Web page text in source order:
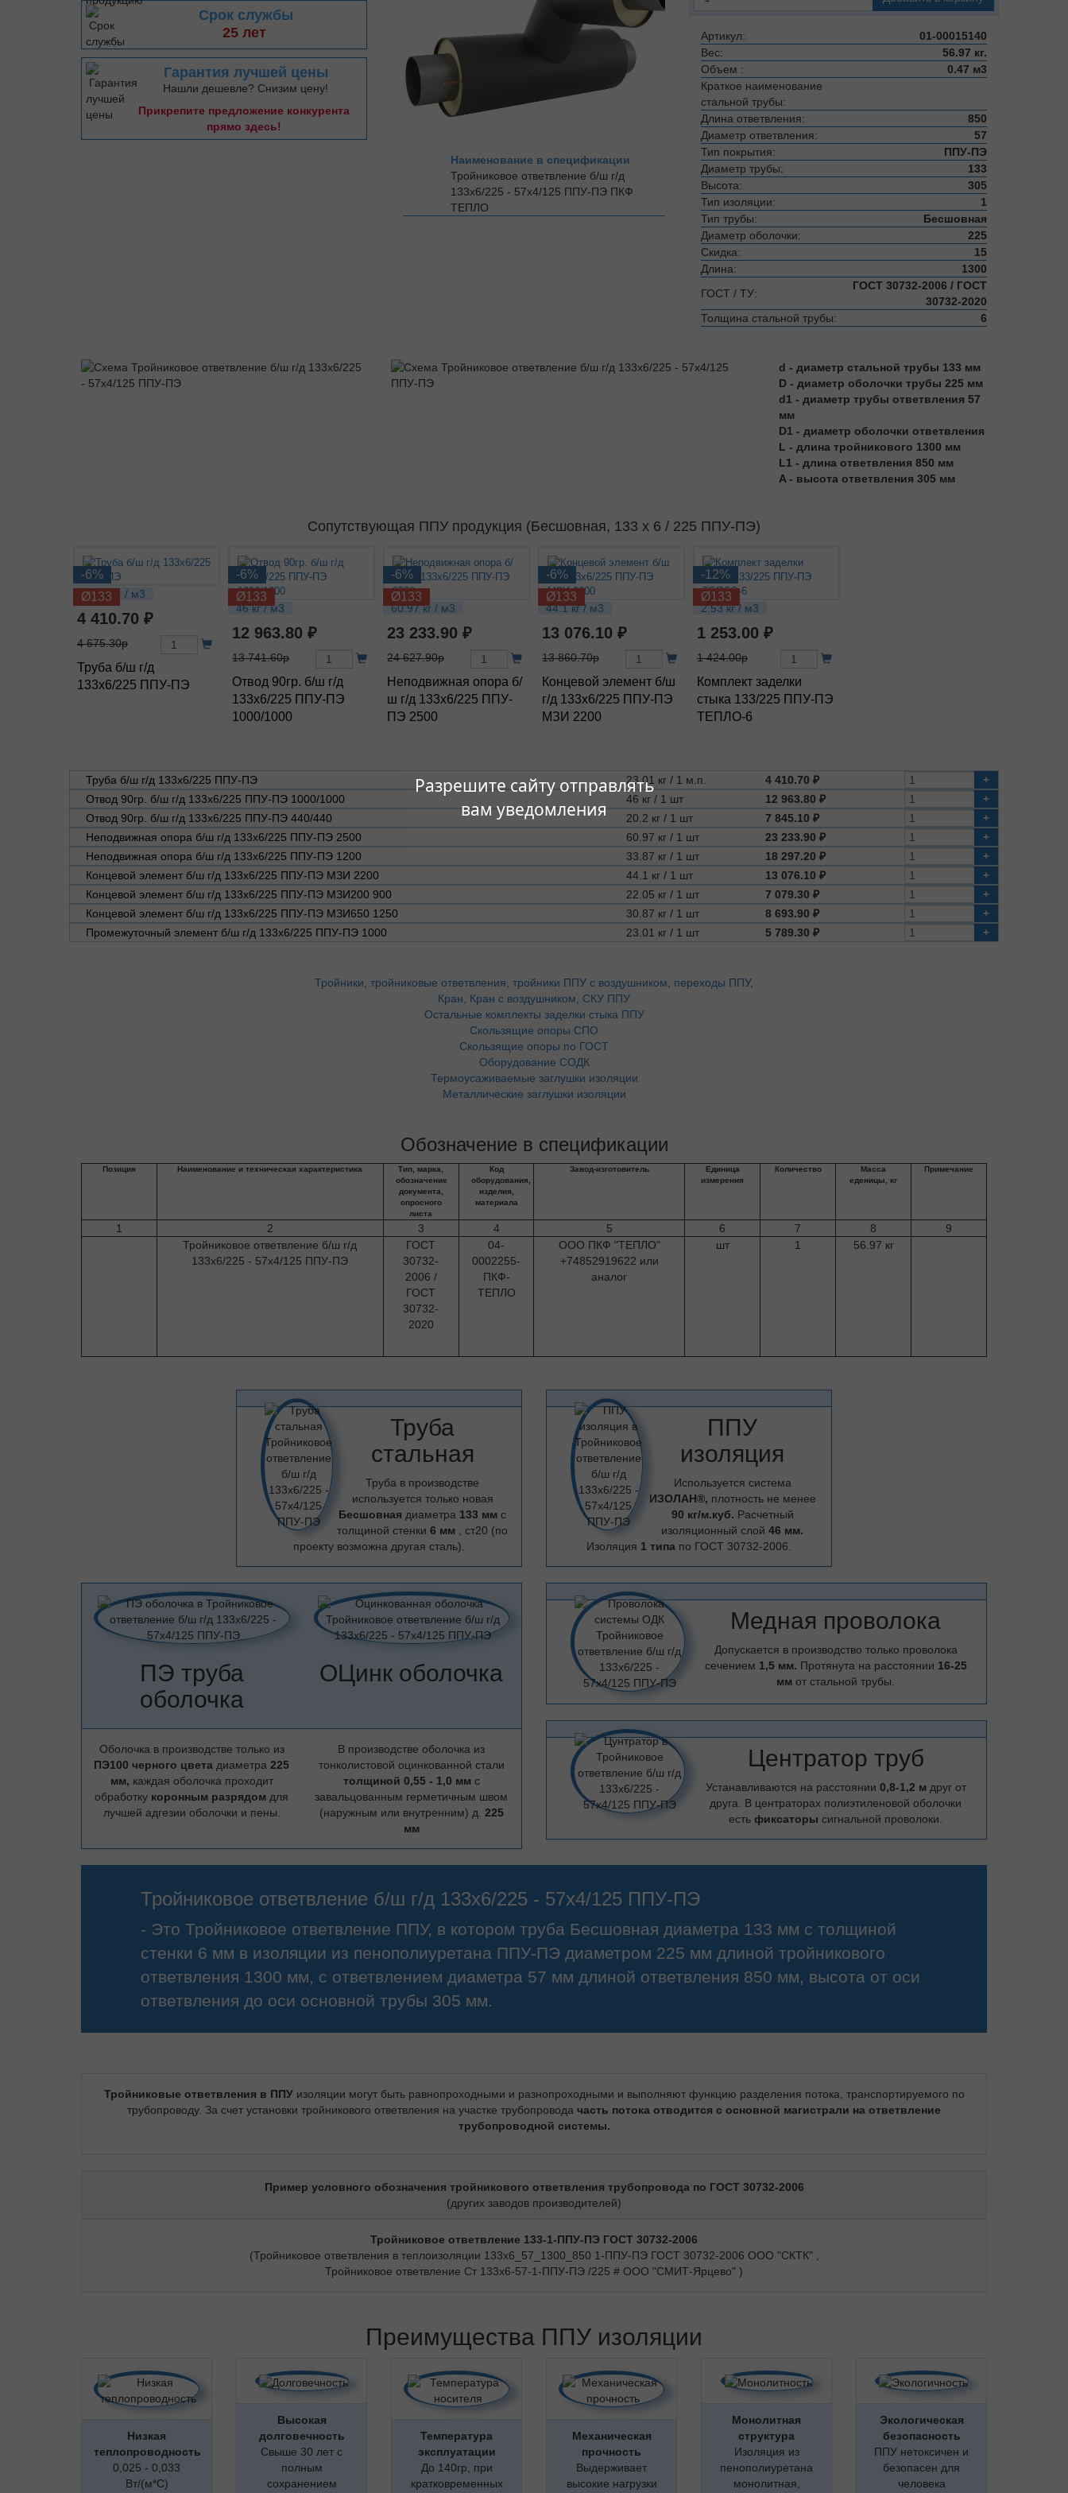
Разрешите сайту отправлять
вам уведомления
Срок службы
25 лет
Гарантия лучшей цены
Нашли дешевле? Снизим цену!
Прикрепите предложение конкурента
прямо здесь!
Наименование в спецификации
Тройниковое ответвление б/ш г/д
133х6/225 - 57х4/125 ППУ-ПЭ ПКФ
ТЕПЛО
Артикул:
01-00015140
Вес:
56.97 кг.
Объем :
0.47 м3
Краткое наименование
стальной трубы:
Длина ответвления:
850
Диаметр ответвления:
57
Тип покрытия:
ППУ-ПЭ
Диаметр трубы:
133
Высота:
305
Тип изоляции:
1
Тип трубы:
Бесшовная
Диаметр оболочки:
225
Скидка:
15
Длина:
1300
ГОСТ / ТУ:
ГОСТ 30732-2006 / ГОСТ
30732-2020
Толщина стальной трубы:
6
d - диаметр стальной трубы 133 мм
D - диаметр оболочки трубы 225 мм
d1 - диаметр трубы ответвления 57
мм
D1 - диаметр оболочки ответвления
L - длина тройникового 1300 мм
L1 - длина ответвления 850 мм
A - высота ответвления 305 мм
Сопутствующая ППУ продукция (Бесшовная, 133 х 6 / 225 ППУ-ПЭ)
-6%
Ø133
23.01 кг / м3
4 410.70 ₽
4 675.30р
Труба б/ш г/д
133х6/225 ППУ-ПЭ
-6%
Ø133
46 кг / м3
12 963.80 ₽
13 741.60р
Отвод 90гр. б/ш г/д
133х6/225 ППУ-ПЭ
1000/1000
-6%
Ø133
60.97 кг / м3
23 233.90 ₽
24 627.90р
Неподвижная опора б/
ш г/д 133х6/225 ППУ-
ПЭ 2500
-6%
Ø133
44.1 кг / м3
13 076.10 ₽
13 860.70р
Концевой элемент б/ш
г/д 133х6/225 ППУ-ПЭ
МЗИ 2200
-12%
Ø133
2.53 кг / м3
1 253.00 ₽
1 424.00р
Комплект заделки
стыка 133/225 ППУ-ПЭ
ТЕПЛО-6
Труба б/ш г/д 133х6/225 ППУ-ПЭ 23.01 кг / 1 м.п. 4 410.70 ₽
+
Отвод 90гр. б/ш г/д 133х6/225 ППУ-ПЭ 1000/1000
46 кг / 1 шт 12 963.80 ₽
+
Отвод 90гр. б/ш г/д 133х6/225 ППУ-ПЭ 440/440
20.2 кг / 1 шт 7 845.10 ₽
+
Неподвижная опора б/ш г/д 133х6/225 ППУ-ПЭ 2500
60.97 кг / 1 шт 23 233.90 ₽
+
Неподвижная опора б/ш г/д 133х6/225 ППУ-ПЭ 1200
33.87 кг / 1 шт 18 297.20 ₽
+
Концевой элемент б/ш г/д 133х6/225 ППУ-ПЭ МЗИ 2200
44.1 кг / 1 шт 13 076.10 ₽
+
Концевой элемент б/ш г/д 133х6/225 ППУ-ПЭ МЗИ200 900
22.05 кг / 1 шт 7 079.30 ₽
+
Концевой элемент б/ш г/д 133х6/225 ППУ-ПЭ МЗИ650 1250
30.87 кг / 1 шт 8 693.90 ₽
+
Промежуточный элемент б/ш г/д 133х6/225 ППУ-ПЭ 1000
23.01 кг / 1 шт 5 789.30 ₽ +
Тройники, тройниковые ответвления, тройники ППУ с воздушником, переходы ППУ,
Кран, Кран с воздушником, СКУ ППУ
Остальные комплекты заделки стыка ППУ
Скользящие опоры СПО
Скользящие опоры по ГОСТ
Оборудование СОДК
Термоусаживаемые заглушки изоляции
Металлические заглушки изоляции
Обозначение в спецификации
Позиция Наименование и техническая характеристика
Тип, марка,
обозначение
документа,
опросного
листа
Код
оборудования,
изделия,
материала
Завод-изготовитель
Единица
измерения
Количество
Масса
еденицы, кг
Примечание
1 2 3 4 5 6 7 8
9
Тройниковое ответвление б/ш г/д
133х6/225 - 57х4/125 ППУ-ПЭ
ГОСТ
30732-
2006 /
ГОСТ
30732-
2020
04-
0002255-
ПКФ-
ТЕПЛО
ООО ПКФ "ТЕПЛО"
+74852919622 или
аналог
шт 1 56.97 кг
Труба
стальная
Труба в производстве
используется только новая
Бесшовная диаметра 133 мм с
толщиной стенки6 мм , ст20 (по
проекту возможна другая сталь).
ППУ
изоляция
Используется система
ИЗОЛАН®, плотность не менее
90 кг/м.куб. Расчетный
изоляционный слой46 мм.
Изоляция 1 типа по ГОСТ 30732-2006.
ПЭ труба
оболочка
ОЦинк оболочка
Оболочка в производстве только из
ПЭ100 черного цвета диаметра225
мм, каждая оболочка проходит
обработку коронным разрядом для
лучшей адгезии оболочки и пены.
В производстве оболочка из
тонколистовой оцинкованной стали
толщиной 0,55 - 1,0 ммс
завальцованным герметичным швом
(наружным или внутренним) д. 225
мм
Медная проволока
Допускается в производство только проволока
сечением 1,5 мм. Протянута на расстоянии 16-25
ммот стальной трубы.
Центратор труб
Устанавливаются на расстоянии 0,8-1,2 м друг от
друга. В центраторах полиэтиленовой оболочки
естьфиксаторысигнальной проволоки.
Тройниковое ответвление б/ш г/д 133х6/225 - 57х4/125 ППУ-ПЭ
- Это Тройниковое ответвление ППУ, в котором труба Бесшовная диаметра 133 мм с толщиной
стенки 6 мм в изоляции из пенополиуретана ППУ-ПЭ диаметром 225 мм длиной тройникового
ответвления 1300 мм, с ответвлением диаметра 57 мм длиной ответвления 850 мм, высота от оси
ответвления до оси основной трубы 305 мм.
Тройниковые ответвления в ППУизоляции могут быть равнопроходными и разнопроходными и выполняют функцию разделения потока, транспортируемого по
трубопроводу. За счет установки тройникового ответвления на участке трубопровода часть потока отводится с основной магистрали на ответвление
трубопроводной системы.
Пример условного обозначения тройникового ответвления трубопровода по ГОСТ 30732-2006
(других заводов производителей)
Тройниковое ответвление 133-1-ППУ-ПЭ ГОСТ 30732-2006
(Тройниковое ответвления в теплоизоляции 133х6_57_1300_850 1-ППУ-ПЭ ГОСТ 30732-2006 ООО "СКТК" ,
Тройниковое ответвление Ст 133х6-57-1-ППУ-ПЭ /225 # ООО "СМИТ-Ярцево" )
Преимущества ППУ изоляции
Низкая
теплопроводность
0,025 - 0,033
Вт/(м*С)
Высокая
долговечность
Свыше 30 лет с
полным
сохранением
Температура
эксплуатации
До 140гр, при
кратковременных
Механическая
прочность
Выдерживает
высокие нагрузки
Монолитная
структура
Изоляция из
пенополиуретана
монолитная,
Экологическая
безопасность
ППУ нетоксичен и
безопасен для
человека